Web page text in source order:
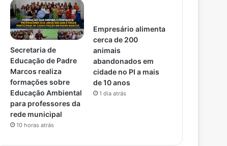
Secretaria de
Educação de Padre
Marcos realiza
formações sobre
Educação Ambiental
para professores da
rede municipal
10 horas atrás
Empresário alimenta
cerca de 200
animais
abandonados em
cidade no PI a mais
de 10 anos
1 dia atrás